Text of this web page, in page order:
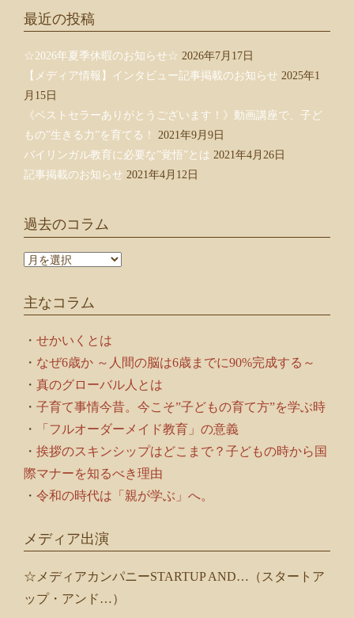
最近の投稿
☆2026年夏季休暇のお知らせ☆ 2026年7月17日
【メディア情報】インタビュー記事掲載のお知らせ 2025年1
月15日
《ベストセラーありがとうございます！》動画講座で、子ど
もの”生きる力”を育てる！
2021年9月9日
バイリンガル教育に必要な”覚悟”とは 2021年4月26日
記事掲載のお知らせ 2021年4月12日
過去のコラム
過
コ
ム
主なコラム
・ せかいくとは
・ なぜ6歳か ～人間の脳は6歳までに90%完成する～
・ 真のグローバル人とは
・ 子育て事情今昔。今こそ”子どもの育て方”を学ぶ時
・
「フルオーダーメイド教育」の意義
・ 挨拶のスキンシップはどこまで？子どもの時から国
際マナーを知るべき理由
・ 令和の時代は「親が学ぶ」へ。
メディア出演
☆メディアカンパニーSTARTUP AND…（スタートア
ップ・アンド…）